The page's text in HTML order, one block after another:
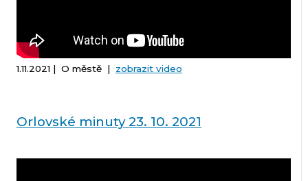
1.11.2021 | O městě | zobrazit video
Orlovské minuty 23. 10. 2021